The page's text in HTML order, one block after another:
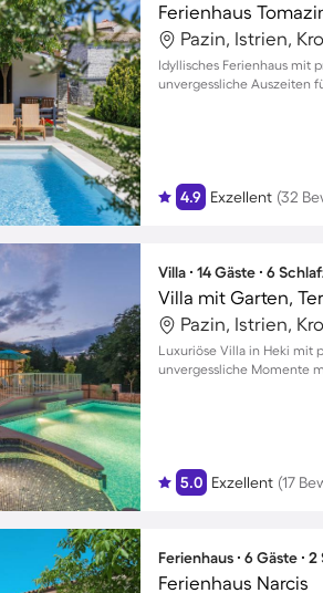
Ferienhaus
Pazin, Istrien,
Idyllisches Ferienhaus mit
unvergessliche Auszeiten
4.9 Exzellent (32
Villa ∙ 14 Gäste ∙ 6
Pazin, Istrien,
Luxuriöse Villa in Heki mit
unvergessliche Momente
5.0 Exzellent (17
Ferienhaus ∙ 6 Gäste ∙
Ferienhaus Narcis